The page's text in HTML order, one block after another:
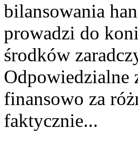
bilansowania
prowadzi do
środków
Odpowiedzialne
finansowo za
faktycznie...